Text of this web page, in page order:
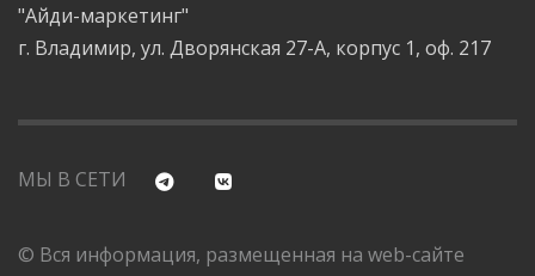
"Айди-маркетинг"
г. Владимир, ул. Дворянская 27-А, корпус 1, оф. 217
МЫ В СЕТИ
© Вся информация, размещенная на web-сайте